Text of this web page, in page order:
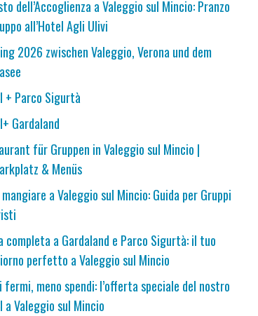
dell’Accoglienza a Valeggio sul Mincio: Pranzo
all’Hotel Agli Ulivi
2026 zwischen Valeggio, Verona und dem
+ Parco Sigurtà
Gardaland
für Gruppen in Valeggio sul Mincio |
& Menüs
mangiare a Valeggio sul Mincio: Guida per Gruppi
completa a Gardaland e Parco Sigurtà: il tuo
perfetto a Valeggio sul Mincio
fermi, meno spendi: l’offerta speciale del nostro
a Valeggio sul Mincio